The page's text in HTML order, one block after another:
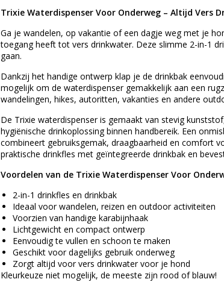
Trixie Waterdispenser Voor Onderweg – Altijd Vers
Ga je wandelen, op vakantie of een dagje weg met je
toegang heeft tot vers drinkwater. Deze slimme 2-in-1
gaan.
Dankzij het handige ontwerp klap je de drinkbak
mogelijk om de waterdispenser gemakkelijk aan een
wandelingen, hikes, autoritten, vakanties en andere
De Trixie waterdispenser is gemaakt van stevig
hygiënische drinkoplossing binnen handbereik. Een
combineert gebruiksgemak, draagbaarheid en comfort
praktische drinkfles met geïntegreerde drinkbak en
Voordelen van de Trixie Waterdispenser Voor
2-in-1 drinkfles en drinkbak
Ideaal voor wandelen, reizen en outdoor activiteiten
Voorzien van handige karabijnhaak
Lichtgewicht en compact ontwerp
Eenvoudig te vullen en schoon te maken
Geschikt voor dagelijks gebruik onderweg
Zorgt altijd voor vers drinkwater voor je hond
Kleurkeuze niet mogelijk, de meeste zijn rood of blauw!